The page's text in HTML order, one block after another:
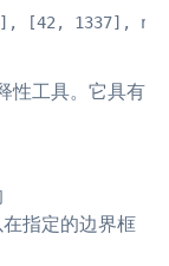
1337],
性工具。它具有
指定的边界框